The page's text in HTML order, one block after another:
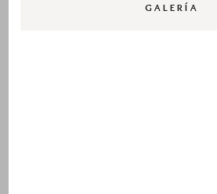
GALERÍA